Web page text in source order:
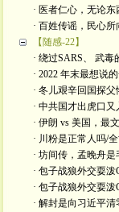
· 医者仁心，无论东
· 百姓传谣，民心所
【随感-22】
· 绕过SARS、 武毒
· 2022 年末最想说
· 冬儿艰辛回国探
· 中共国才出虎口
· 伊朗 vs 美国，最
· 川粉是正常人吗/
· 坊间传，孟晚舟
· 包子战狼外交耍
· 包子战狼外交耍
· 解封是向习近平